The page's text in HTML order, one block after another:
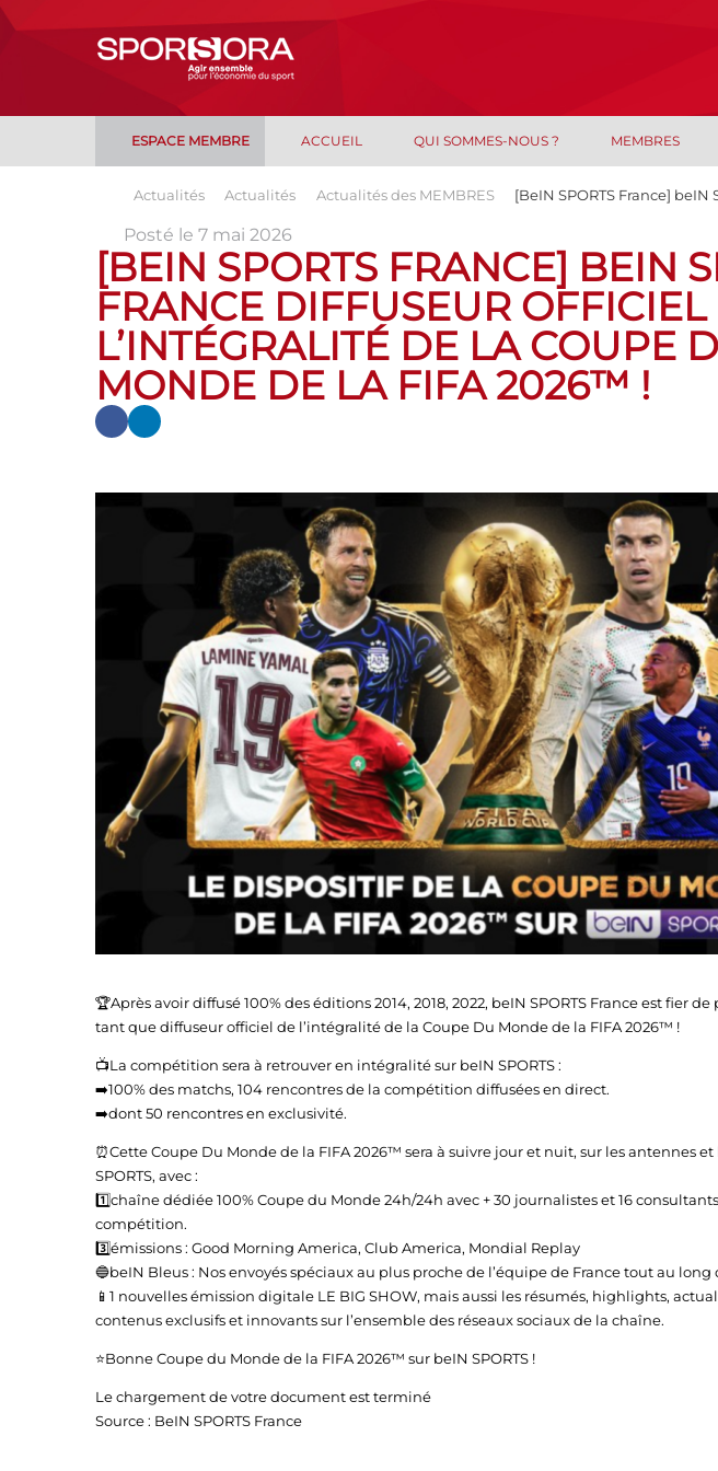
ESPACE MEMBRE ACCUEIL QUI SOMMES-NOUS ? MEMBRES
Actualités Actualités Actualités des MEMBRES [BeIN SPORTS France]
Posté le 7 mai 2026
[BEIN SPORTS FRANCE] BEIN
FRANCE DIFFUSEUR OFFICIEL
L’INTÉGRALITÉ DE LA COUPE
MONDE DE LA FIFA 2026™ !
🏆Après avoir diffusé 100% des éditions 2014, 2018, 2022, beIN SPORTS France est fier
tant que diffuseur officiel de l’intégralité de la Coupe Du Monde de la FIFA 2026™ !
📺La compétition sera à retrouver en intégralité sur beIN SPORTS :
➡️100% des matchs, 104 rencontres de la compétition diffusées en direct.
➡️dont 50 rencontres en exclusivité.
⏰Cette Coupe Du Monde de la FIFA 2026™ sera à suivre jour et nuit, sur les antennes et
SPORTS, avec :
1️⃣chaîne dédiée 100% Coupe du Monde 24h/24h avec + 30 journalistes et 16
compétition.
3️⃣émissions : Good Morning America, Club America, Mondial Replay
🔵beIN Bleus : Nos envoyés spéciaux au plus proche de l’équipe de France tout au
📱1 nouvelles émission digitale LE BIG SHOW, mais aussi les résumés, highlights,
contenus exclusifs et innovants sur l’ensemble des réseaux sociaux de la chaîne.
⭐Bonne Coupe du Monde de la FIFA 2026™ sur beIN SPORTS !
Le chargement de votre document est terminé
Source : BeIN SPORTS France